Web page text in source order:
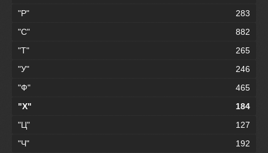
"Р"
283
"С"
882
"Т"
265
"У"
246
"Ф"
465
"Х"
184
"Ц"
127
"Ч"
192